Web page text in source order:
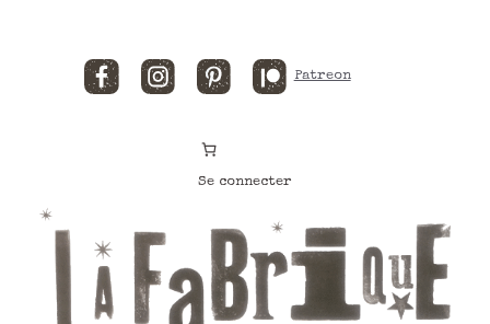
FacebookInstagramPinterestPatreon
Se connecter